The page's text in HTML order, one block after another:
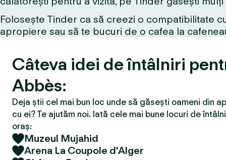
Folosește Tinder ca să creezi o compatibilitate
apropiere sau să te bucuri de o cafea la
Câteva idei de întâlniri
Abbès:
Deja știi cel mai bun loc unde să găsești oameni din
cu ei? Te ajutăm noi. Iată cele mai bune locuri de
oraș:
Muzeul Mujahid
Arena La Coupole d'Alger